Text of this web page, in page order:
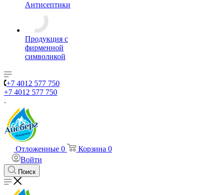
Антисептики
Продукция с
фирменной
символикой
+7 4012 577 750
+7 4012 577 750
Отложенные 0 Корзина 0
Войти
Поиск